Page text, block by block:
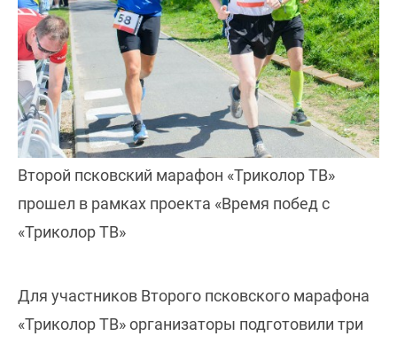
Второй псковский марафон «Триколор ТВ»
прошел в рамках проекта «Время побед с
«Триколор ТВ»
Для участников Второго псковского марафона
«Триколор ТВ» организаторы подготовили три